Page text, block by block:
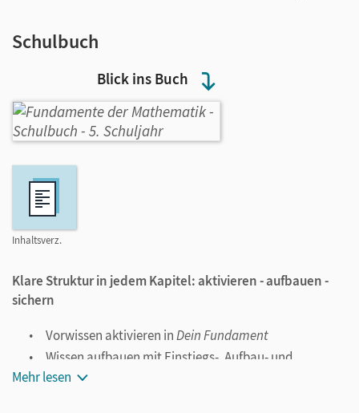
Blick ins Buch
Inhaltsverz.
Schulbuch
Klare Struktur in jedem Kapitel: aktivieren - aufbauen -
sichern
Vorwissen aktivieren inDein Fundament
Wissen aufbauen mit Einstiegs-, Aufbau- und
weiterführenden Aufgaben
Mehr lesen